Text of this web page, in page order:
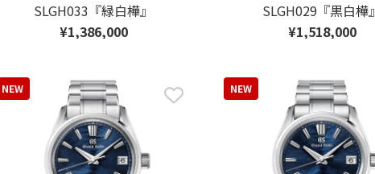
SLGH033『緑白樺』
¥1,386,000
SLGH029『黒白樺』
¥1,518,000
NEW NEW